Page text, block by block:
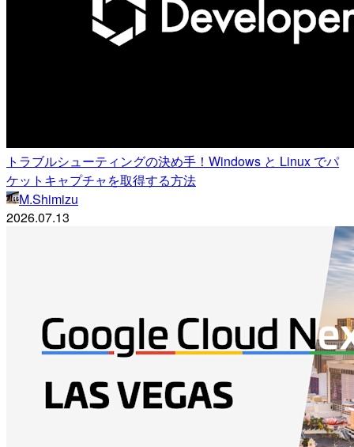
トラブルシューティングの決め手！Windows と Linux でパ
ケットキャプチャを取得する方法
M.Shimizu
2026.07.13